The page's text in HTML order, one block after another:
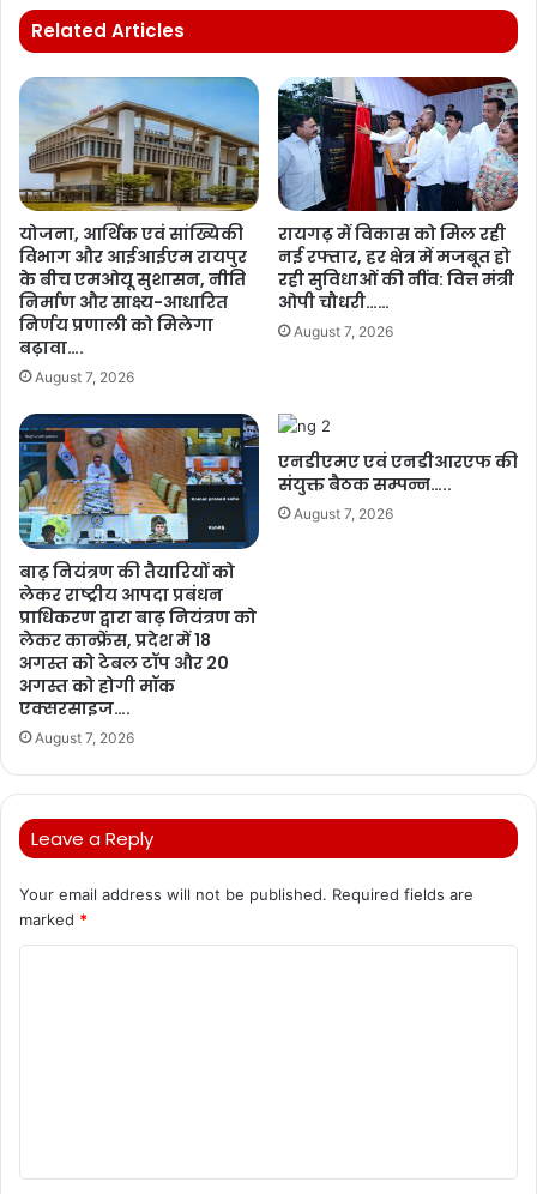
Related Articles
योजना, आर्थिक एवं सांख्यिकी
विभाग और आईआईएम रायपुर
के बीच एमओयू सुशासन, नीति
निर्माण और साक्ष्य-आधारित
निर्णय प्रणाली को मिलेगा
बढ़ावा….
August 7, 2026
रायगढ़ में विकास को मिल रही
नई रफ्तार, हर क्षेत्र में मजबूत हो
रही सुविधाओं की नींव: वित्त मंत्री
ओपी चौधरी……
August 7, 2026
बाढ़ नियंत्रण की तैयारियों को
लेकर राष्ट्रीय आपदा प्रबंधन
प्राधिकरण द्वारा बाढ़ नियंत्रण को
लेकर कान्फ्रेंस, प्रदेश में 18
अगस्त को टेबल टॉप और 20
अगस्त को होगी मॉक
एक्सरसाइज….
August 7, 2026
एनडीएमए एवं एनडीआरएफ की
संयुक्त बैठक सम्पन्न…..
August 7, 2026
Leave a Reply
Your email address will not be published. Required fields are
marked *
t